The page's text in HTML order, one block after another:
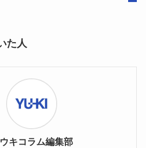
た人
キコラム編集部